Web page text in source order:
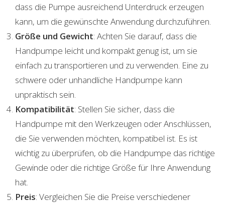
dass die Pumpe ausreichend Unterdruck erzeugen
kann, um die gewünschte Anwendung durchzuführen.
Größe und Gewicht: Achten Sie darauf, dass die
Handpumpe leicht und kompakt genug ist, um sie
einfach zu transportieren und zu verwenden. Eine zu
schwere oder unhandliche Handpumpe kann
unpraktisch sein.
Kompatibilität: Stellen Sie sicher, dass die
Handpumpe mit den Werkzeugen oder Anschlüssen,
die Sie verwenden möchten, kompatibel ist. Es ist
wichtig zu überprüfen, ob die Handpumpe das richtige
Gewinde oder die richtige Größe für Ihre Anwendung
hat.
Preis: Vergleichen Sie die Preise verschiedener